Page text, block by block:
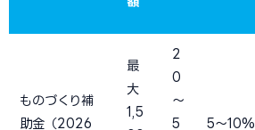
ものづくり補
助金（2026
最
大
1,5
2
0
〜
5
5〜10%